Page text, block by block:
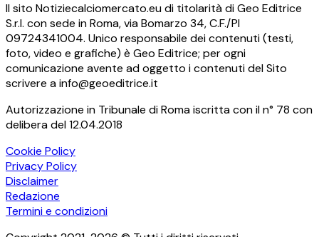
Il sito Notiziecalciomercato.eu di titolarità di Geo Editrice
S.r.l. con sede in Roma, via Bomarzo 34, C.F./PI
09724341004. Unico responsabile dei contenuti (testi,
foto, video e grafiche) è Geo Editrice; per ogni
comunicazione avente ad oggetto i contenuti del Sito
scrivere a info@geoeditrice.it
Autorizzazione in Tribunale di Roma iscritta con il n° 78 con
delibera del 12.04.2018
Cookie Policy
Privacy Policy
Disclaimer
Redazione
Termini e condizioni